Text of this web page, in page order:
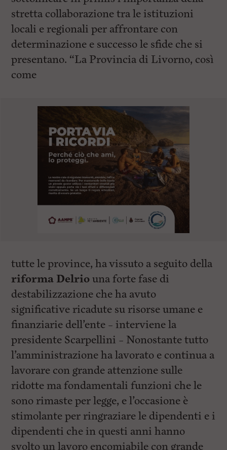
stretta collaborazione tra le istituzioni
locali e regionali per affrontare con
determinazione e successo le sfide che si
presentano. “La Provincia di Livorno, così
come
tutte le province, ha vissuto a seguito della
riforma Delriouna forte fase di
destabilizzazione che ha avuto
significative ricadute su risorse umane e
finanziarie dell’ente – interviene la
presidente Scarpellini – Nonostante tutto
l’amministrazione ha lavorato e continua a
lavorare con grande attenzione sulle
ridotte ma fondamentali funzioni che le
sono rimaste per legge, e l’occasione è
stimolante per ringraziare le dipendenti e i
dipendenti che in questi anni hanno
svolto un lavoro encomiabile con grande